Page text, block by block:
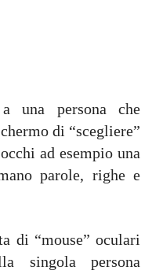
una persona che
di “scegliere”
ad esempio una
parole, righe e
di “mouse” oculari
singola persona